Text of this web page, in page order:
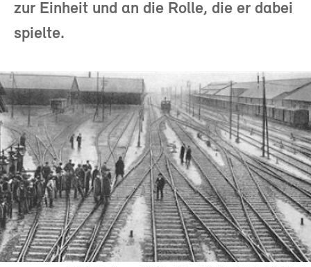
zur Einheit und an die Rolle, die er dabei
spielte.